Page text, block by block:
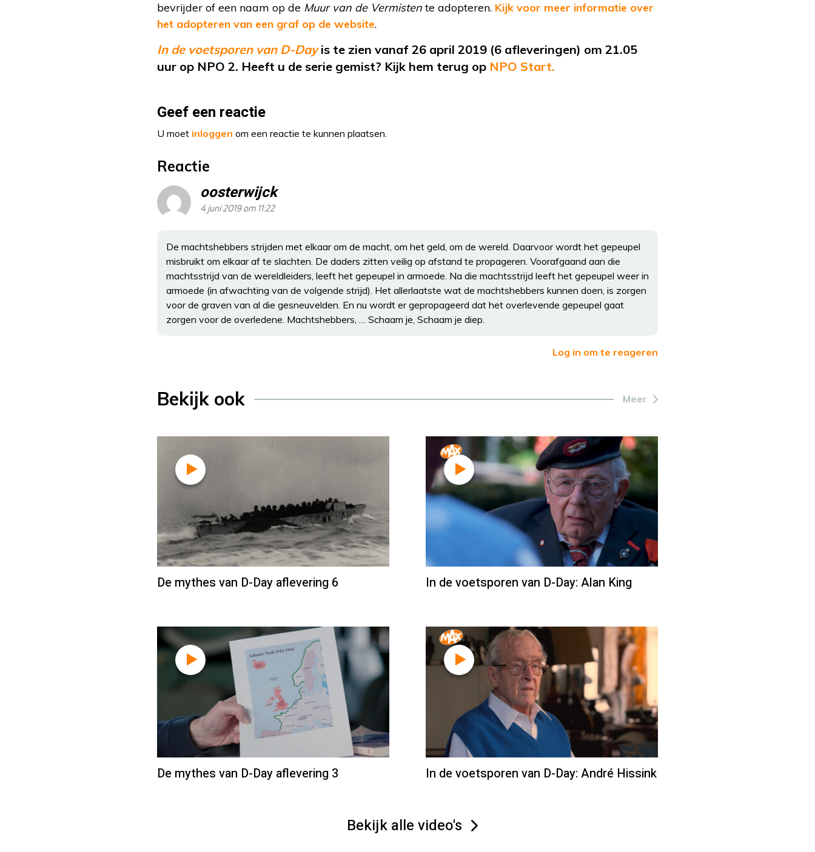
bevrijder of een naam op de Muur van de Vermistente adopteren. Kijk voor meer informatie over
het adopteren van een graf op de website.
In de voetsporen van D-Dayis te zien vanaf 26 april 2019 (6 afleveringen) om 21.05
uur op NPO 2. Heeft u de serie gemist? Kijk hem terug op NPO Start.
Geef een reactie
U moet inloggen om een reactie te kunnen plaatsen.
Reactie
oosterwijck
4 juni 2019 om 11:22
De machtshebbers strijden met elkaar om de macht, om het geld, om de wereld. Daarvoor wordt het gepeupel
misbruikt om elkaar af te slachten. De daders zitten veilig op afstand te propageren. Voorafgaand aan die
machtsstrijd van de wereldleiders, leeft het gepeupel in armoede. Na die machtsstrijd leeft het gepeupel weer in
armoede (in afwachting van de volgende strijd). Het allerlaatste wat de machtshebbers kunnen doen, is zorgen
voor de graven van al die gesneuvelden. En nu wordt er gepropageerd dat het overlevende gepeupel gaat
zorgen voor de overledene. Machtshebbers, … Schaam je, Schaam je diep.
Log in om te reageren
Bekijk ook Meer
De mythes van D-Day aflevering 6 In de voetsporen van D-Day: Alan King
De mythes van D-Day aflevering 3 In de voetsporen van D-Day: André Hissink
Bekijk alle video's